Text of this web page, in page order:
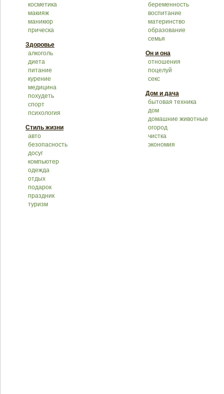
косметика
макияж
маникюр
прическа
Здоровье
алкоголь
диета
питание
курение
медицина
похудеть
спорт
психология
Стиль жизни
авто
безопасность
досуг
компьютер
одежда
отдых
подарок
праздник
туризм
беременность
воспитание
материнство
образование
семья
Он и она
отношения
поцелуй
секс
Дом и дача
бытовая техника
дом
домашние животные
огород
чистка
экономия